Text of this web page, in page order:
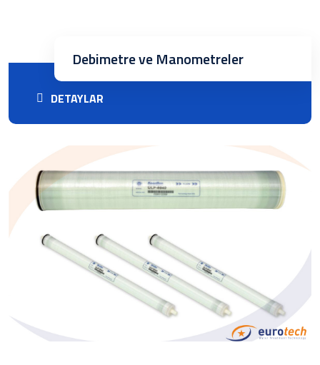
DETAYLAR
Debimetre ve Manometreler